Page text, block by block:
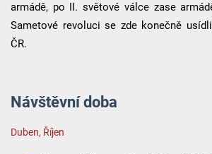
armádě, po II. světové válce zase
Sametové revoluci se zde konečně
ČR.
Návštěvní doba
Duben, Říjen